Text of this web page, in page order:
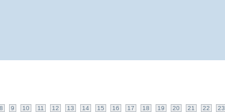
8 9 10 11 12 13 14 15 16 17 18 19 20 21 22 23